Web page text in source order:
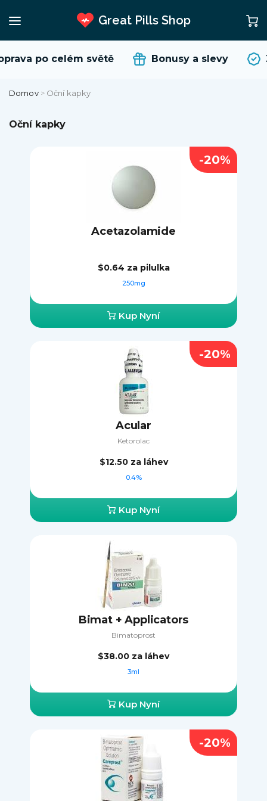
Great Pills Shop
po celém světě Bonusy a slevy
Domov> Oční kapky
Oční kapky
Acetazolamide
$0.64 za pilulka
250mg
Kup Nyní
-20%
Acular
Ketorolac
$12.50 za láhev
0.4%
Kup Nyní
-20%
Bimat + Applicators
Bimatoprost
$38.00 za láhev
3ml
Kup Nyní
-20%